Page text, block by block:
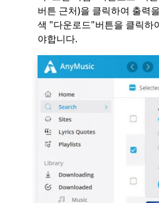
버튼 근처)을 클릭하여 출력
색 "다운로드"버튼을 클릭하
야합니다.